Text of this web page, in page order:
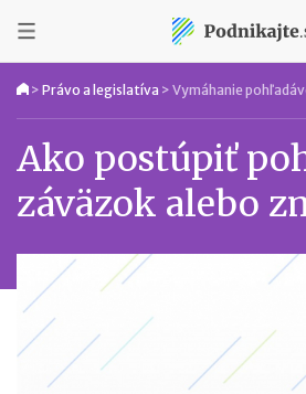
> Právo a legislatíva > Vymáhanie
Ako postúpiť
záväzok alebo